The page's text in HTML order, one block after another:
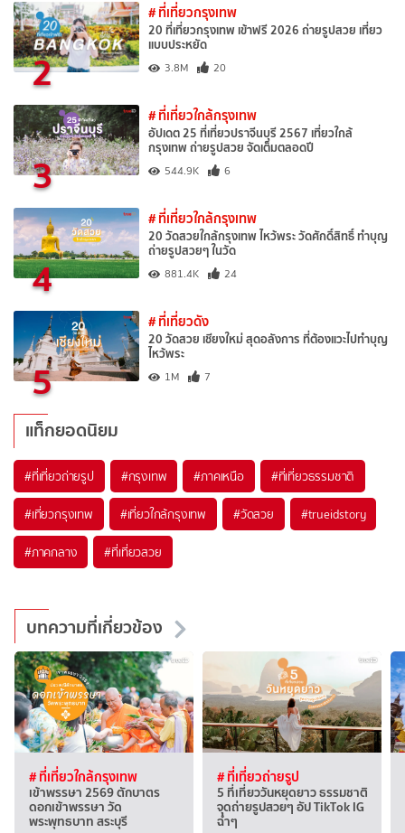
2
# ที่เที่ยวกรุงเทพ
20 ที่เที่ยวกรุงเทพ เข้าฟรี 2026 ถ่ายรูปสวย เที่ยว
แบบประหยัด
3.8M 20
3
# ที่เที่ยวใกล้กรุงเทพ
อัปเดต 25 ที่เที่ยวปราจีนบุรี 2567 เที่ยวใกล้
กรุงเทพ ถ่ายรูปสวย จัดเต็มตลอดปี
544.9K 6
4
# ที่เที่ยวใกล้กรุงเทพ
20 วัดสวยใกล้กรุงเทพ ไหว้พระ วัดศักดิ์สิทธิ์ ทำบุญ
ถ่ายรูปสวยๆ ในวัด
881.4K 24
5
# ที่เที่ยวดัง
20 วัดสวย เชียงใหม่ สุดอลังการ ที่ต้องแวะไปทำบุญ
ไหว้พระ
1M 7
แท็กยอดนิยม
#ที่เที่ยวถ่ายรูป #กรุงเทพ #ภาคเหนือ #ที่เที่ยวธรรมชาติ
#เที่ยวกรุงเทพ #เที่ยวใกล้กรุงเทพ #วัดสวย #trueidstory
#ภาคกลาง #ที่เที่ยวสวย
บทความที่เกี่ยวข้อง
# ที่เที่ยวใกล้กรุงเทพ
เข้าพรรษา 2569 ตักบาตร
ดอกเข้าพรรษา วัด
พระพุทธบาท สระบุรี
# ที่เที่ยวถ่ายรูป
5 ที่เที่ยววันหยุดยาว ธรรมชาติ
จุดถ่ายรูปสวยๆ อัป TikTok IG
ฉ่ำๆ